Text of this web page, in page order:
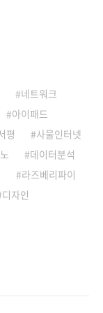
네트워크
아이패드
평
사물인터넷
데이터분석
라즈베리파이
디자인